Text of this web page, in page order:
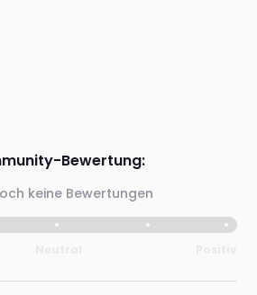
Bewertung:
keine Bewertungen